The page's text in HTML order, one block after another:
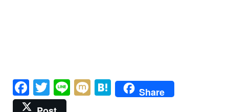
Facebook
TwitterLineMixiHatena
Share